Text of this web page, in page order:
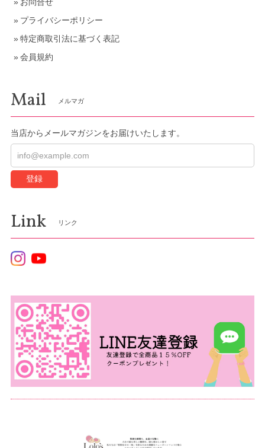
プライバシーポリシー
特定商取引法に基づく表記
会員規約
Mail メルマガ
当店からメールマガジンをお届けいたします。
登録
Link リンク